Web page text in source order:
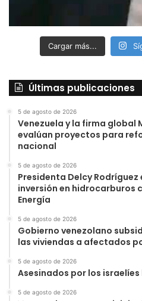
Cargar más...
Últimas publicaciones
5 de agosto de 2026
Venezuela y la firma
evalúan proyectos para
nacional
5 de agosto de 2026
Presidenta Delcy
inversión en hidrocarburos
Energía
5 de agosto de 2026
Gobierno venezolano
las viviendas a afectados
5 de agosto de 2026
Asesinados por los israelíes
5 de agosto de 2026